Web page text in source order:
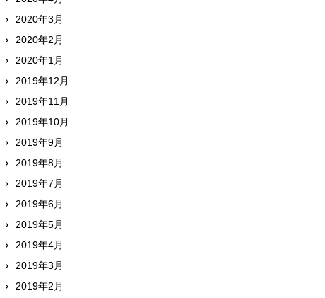
2020年3月
2020年2月
2020年1月
2019年12月
2019年11月
2019年10月
2019年9月
2019年8月
2019年7月
2019年6月
2019年5月
2019年4月
2019年3月
2019年2月